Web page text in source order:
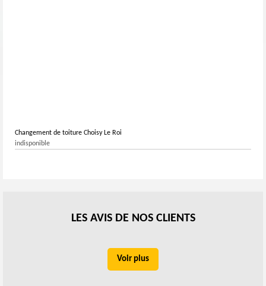
Changement de toiture Choisy Le Roi
indisponible
LES AVIS DE NOS CLIENTS
Voir plus